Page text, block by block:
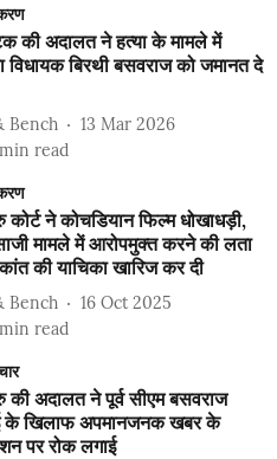
की अदालत ने हत्या के मामले में
विधायक बिरथी बसवराज को जमानत दे
Bench
13 Mar 2026
min read
ने कोचडियान फिल्म धोखाधड़ी,
मामले में आरोपमुक्त करने की लता
की याचिका खारिज कर दी
Bench
16 Oct 2025
min read
अदालत ने पूर्व सीएम बसवराज
के खिलाफ अपमानजनक खबर के
पर रोक लगाई